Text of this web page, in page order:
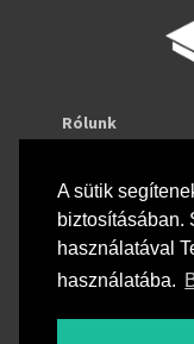
A sütik
biztosításában.
használatával
használatába.
Rólunk